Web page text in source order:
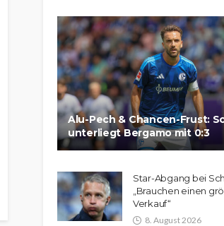
Alu-Pech & Chancen-Frust:
unterliegt Bergamo mit 0:3
Star-Abgang bei
„Brauchen einen
Verkauf“
8. August 2026